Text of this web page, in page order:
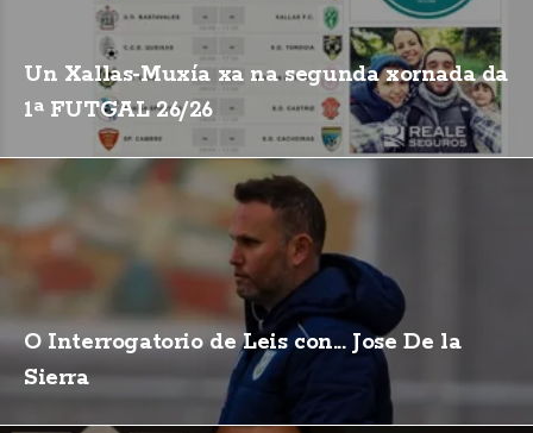
Un Xallas-Muxía xa na segunda xornada da
1ª FUTGAL 26/26
O Interrogatorio de Leis con... Jose De la
Sierra